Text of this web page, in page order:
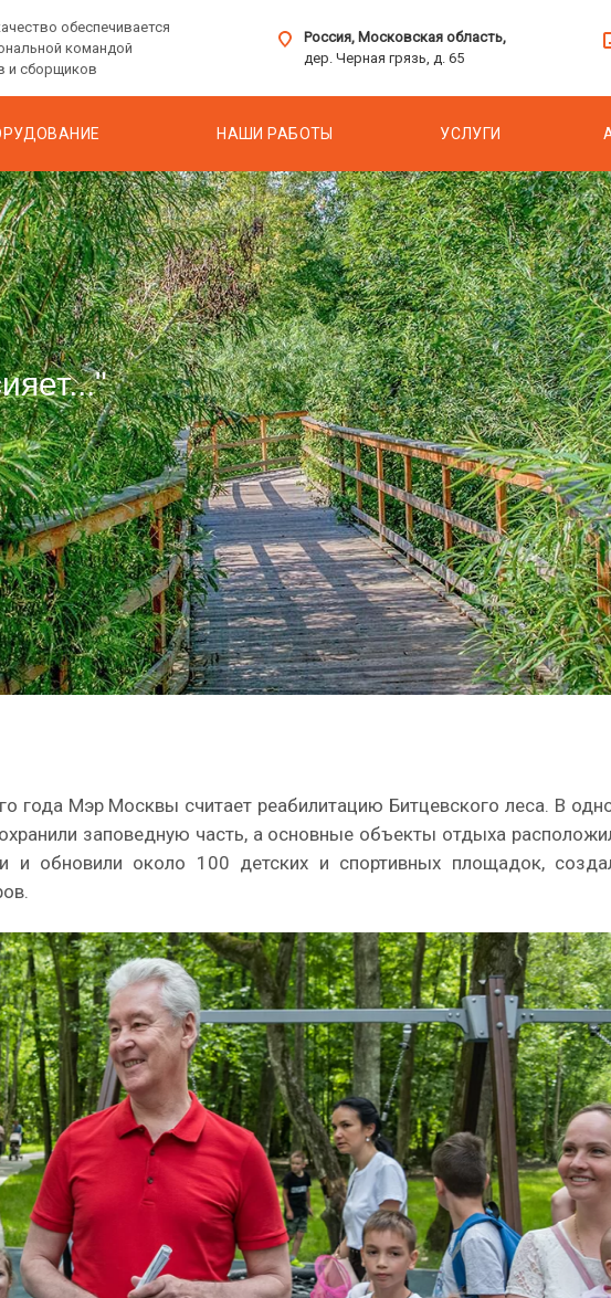
обеспечивается
командой
и сборщиков
Россия, Московская область,
дер. Черная грязь, д. 65
НАШИ РАБОТЫ УСЛУГИ
года Мэр Москвы считает реабилитацию Битцевского леса. В
заповедную часть, а основные объекты отдыха
обновили около 100 детских и спортивных площадок,